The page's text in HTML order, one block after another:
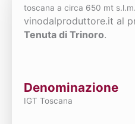
toscana a circa 650 mt s.l.m.
vinodalproduttore.it al
Tenuta di Trinoro.
Denominazione
IGT Toscana